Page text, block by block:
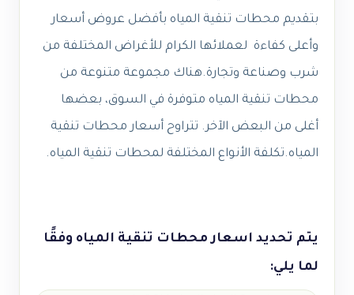
بتقديم محطات تنقية المياه بأفضل عروض أسعار
وأعلى كفاءة لعملائها الكرام للأغراض المختلفة من
شرب وصناعة وتجارة.هناك مجموعة متنوعة من
محطات تنقية المياه متوفرة في السوق، بعضها
أغلى من البعض الآخر. تتراوح أسعار محطات تنقية
المياه.تكلفة الأنواع المختلفة لمحطات تنقية المياه.
يتم تحديد اسعار محطات تنقية المياه وفقًا
لما يلي: